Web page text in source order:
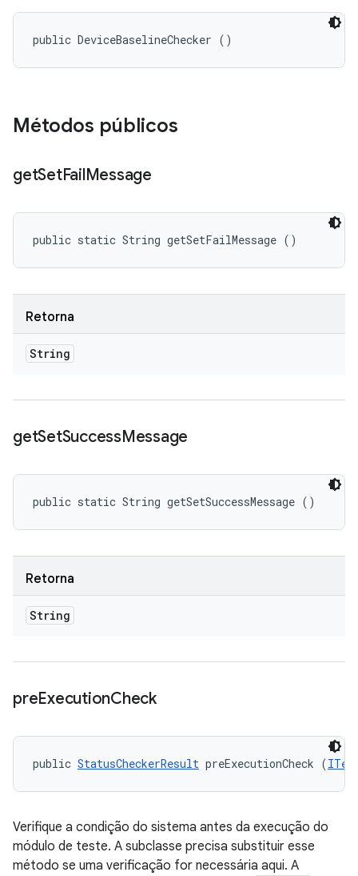
public DeviceBaselineChecker ()
Métodos públicos
getSetFailMessage
public static String getSetFailMessage ()
Retorna
String
getSetSuccessMessage
public static String getSetSuccessMessage ()
Retorna
String
preExecutionCheck
public StatusCheckerResult preExecutionCheck (
Verifique a condição do sistema antes da execução do
módulo de teste. A subclasse precisa substituir esse
método se uma verificação for necessária aqui. A